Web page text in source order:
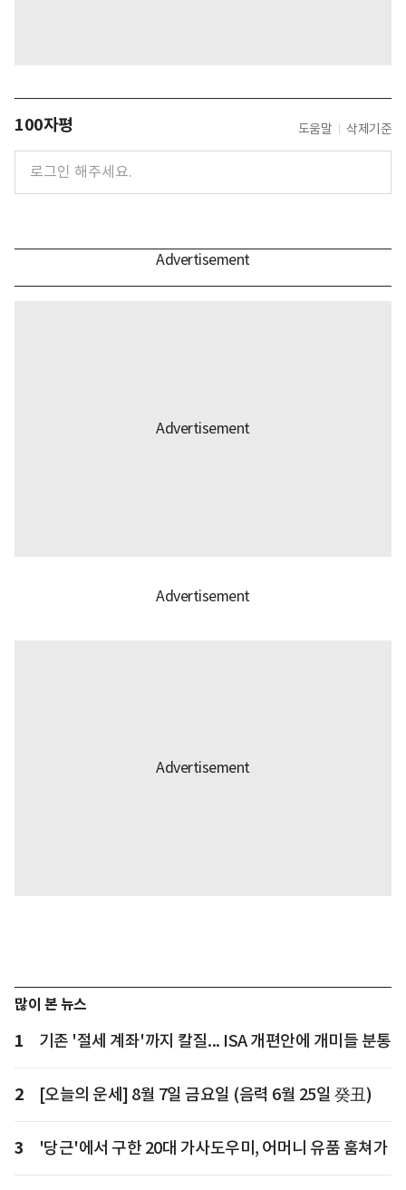
100자평 도움말 삭제기준
많이 본 뉴스
1 기존 '절세 계좌'까지 칼질... ISA 개편안에 개미들 분통
2 [오늘의 운세] 8월 7일 금요일 (음력 6월 25일 癸丑)
3 '당근'에서 구한 20대 가사도우미, 어머니 유품 훔쳐가